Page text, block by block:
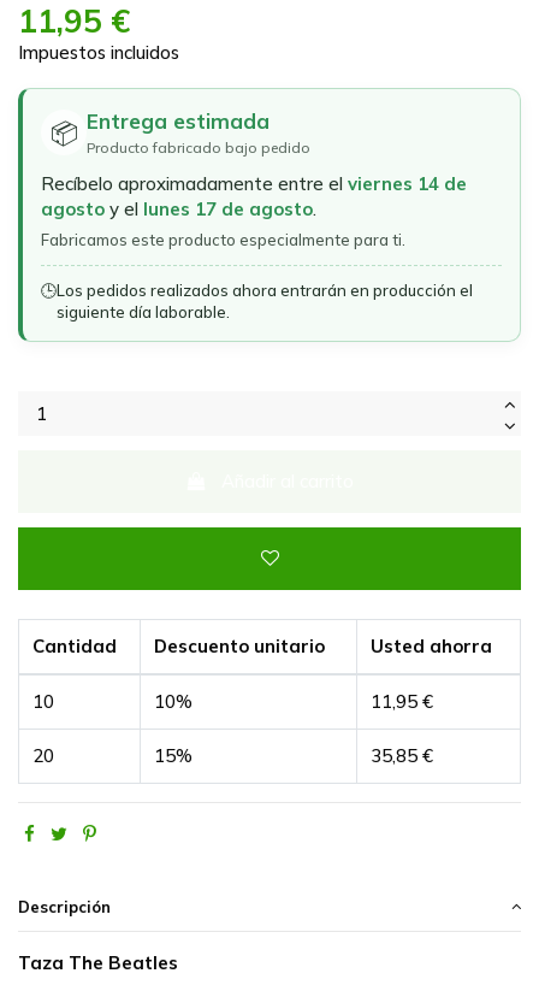
11,95 €
Impuestos incluidos
📦 Entrega estimada
Producto fabricado bajo pedido
Recíbelo aproximadamente entre el viernes 14 de
agosto y el lunes 17 de agosto.
Fabricamos este producto especialmente para ti.
🕒Los pedidos realizados ahora entrarán en producción el
siguiente día laborable.
Cantidad Descuento unitario Usted ahorra
10 10% 11,95 €
20 15% 35,85 €
Descripción
Taza The Beatles